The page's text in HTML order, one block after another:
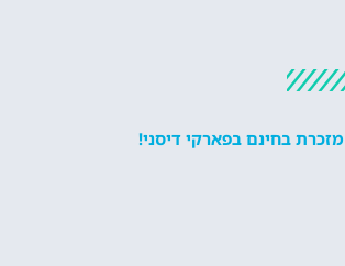
מזכרת בחינם בפארקי דיסני!